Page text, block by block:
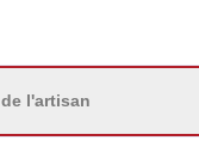
de l'artisan